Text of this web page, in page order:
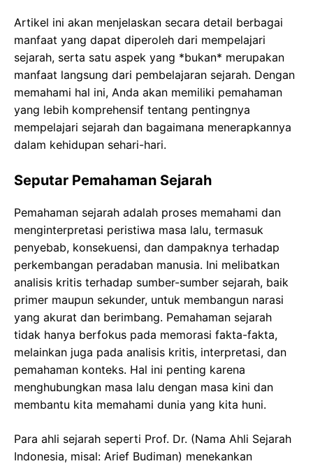
Artikel ini akan menjelaskan secara detail berbagai
manfaat yang dapat diperoleh dari mempelajari
sejarah, serta satu aspek yang *bukan* merupakan
manfaat langsung dari pembelajaran sejarah. Dengan
memahami hal ini, Anda akan memiliki pemahaman
yang lebih komprehensif tentang pentingnya
mempelajari sejarah dan bagaimana menerapkannya
dalam kehidupan sehari-hari.
Seputar Pemahaman Sejarah
Pemahaman sejarah adalah proses memahami dan
menginterpretasi peristiwa masa lalu, termasuk
penyebab, konsekuensi, dan dampaknya terhadap
perkembangan peradaban manusia. Ini melibatkan
analisis kritis terhadap sumber-sumber sejarah, baik
primer maupun sekunder, untuk membangun narasi
yang akurat dan berimbang. Pemahaman sejarah
tidak hanya berfokus pada memorasi fakta-fakta,
melainkan juga pada analisis kritis, interpretasi, dan
pemahaman konteks. Hal ini penting karena
menghubungkan masa lalu dengan masa kini dan
membantu kita memahami dunia yang kita huni.
Para ahli sejarah seperti Prof. Dr. (Nama Ahli Sejarah
Indonesia, misal: Arief Budiman) menekankan